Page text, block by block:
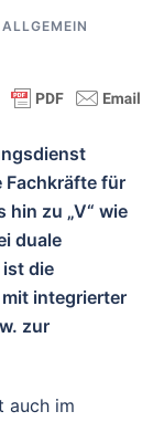
ALLGEMEIN
Fachkräfte für
zu „V“ wie
duale
ist die
integrierter
zur
auch im